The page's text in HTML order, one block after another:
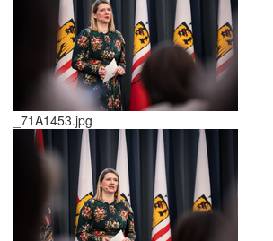
_71A1453.jpg